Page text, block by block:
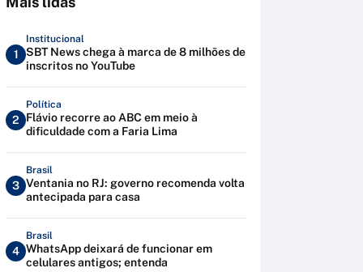
1
Institucional
SBT News chega à marca de 8 milhões de
inscritos no YouTube
2
Política
Flávio recorre ao ABC em meio à
dificuldade com a Faria Lima
3
Brasil
Ventania no RJ: governo recomenda volta
antecipada para casa
4
Brasil
WhatsApp deixará de funcionar em
celulares antigos; entenda